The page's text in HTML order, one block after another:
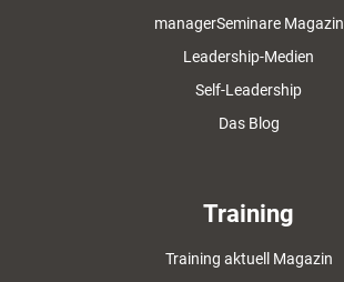
managerSeminare Magazin
Leadership-Medien
Self-Leadership
Das Blog
Training
Training aktuell Magazin